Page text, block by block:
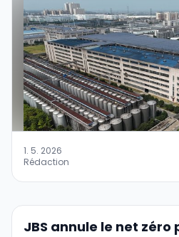
1. 5. 2026
Rédaction
JBS annule le net